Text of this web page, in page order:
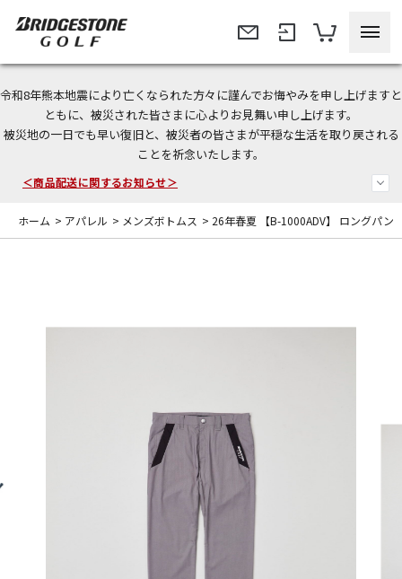
令和8年熊本地震により亡くなられた方々に謹んでお悔やみを申し上げますと
ともに、被災された皆さまに心よりお見舞い申し上げます。
被災地の一日でも早い復旧と、被災者の皆さまが平穏な生活を取り戻される
ことを祈念いたします。
今なら新規会員登録で1,000円OFFクーポンプレゼント！
＜商品配送に関するお知らせ＞
＜夏季休暇中のご注文・発送・お問い合わせ＞
ホーム > アパレル > メンズボトムス > 26年春夏 【B-1000ADV】 ロングパン